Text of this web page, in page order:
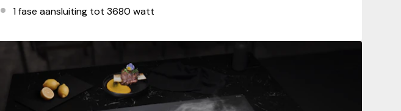
1 fase aansluiting tot 3680 watt